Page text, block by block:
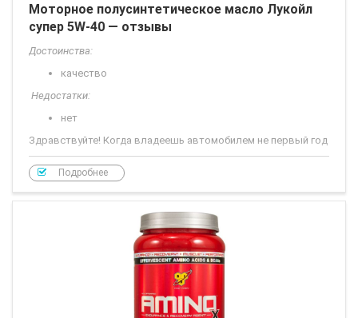
Моторное полусинтетическое масло Лукойл
супер 5W-40 — отзывы
Достоинства:
качество
Недостатки:
нет
Здравствуйте! Когда владеешь автомобилем не первый год
и более менее начинаешь в нем разбираться, то предаешь
большое значение расходным материалам автомобиля. В
этом отзыве я напишу о моторном масле которое я
Подробнее